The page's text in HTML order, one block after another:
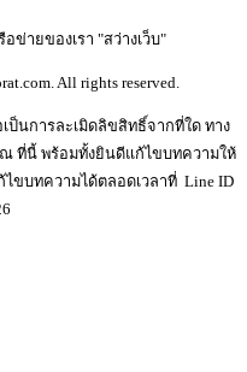
ข่ายของเรา "สว่างเว็บ"
All rights reserved.
ป็นการละเมิดลิขสิทธิ์จากที่ใด ทาง
ณ ที่นี้ พร้อมทั้งยินดีแก้ไขบทความให้
ขบทความได้ตลอดเวลาที่ Line ID